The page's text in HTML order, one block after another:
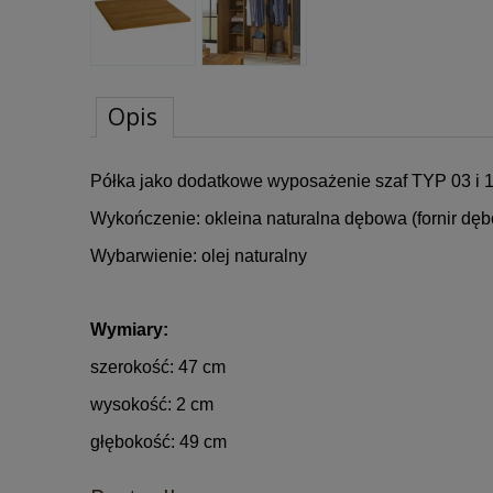
Opis
Półka jako dodatkowe wyposażenie szaf TYP 03 i
Wykończenie: okleina naturalna dębowa (fornir
Wybarwienie: olej naturalny
Wymiary:
szerokość: 47 cm
wysokość: 2 cm
głębokość: 49 cm